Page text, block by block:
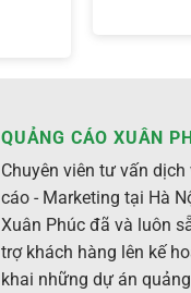
QUẢNG CÁO XUÂN
Chuyên viên tư vấn dịch
cáo - Marketing tại Hà
Xuân Phúc đã và luôn
trợ khách hàng lên kế
khai những dự án